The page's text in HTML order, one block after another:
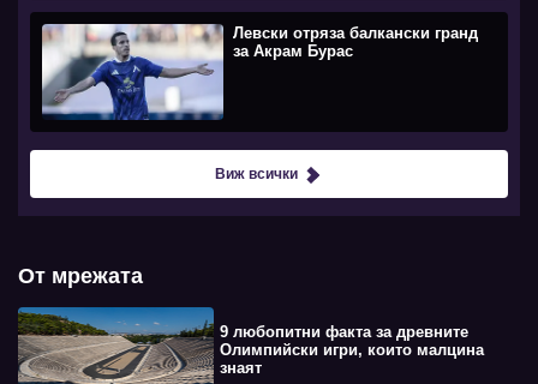
Левски отряза балкански гранд
за Акрам Бурас
Виж всички
От мрежата
9 любопитни факта за древните
Олимпийски игри, които малцина
знаят